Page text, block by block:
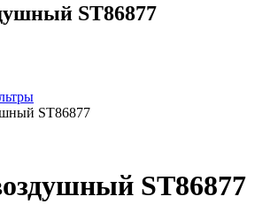
ST86877
ST86877
ST86877